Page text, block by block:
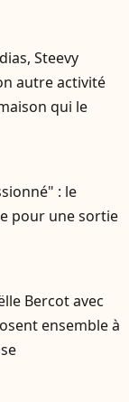
Steevy
autre activité
qui le
: le
pour une sortie
Bercot avec
ensemble à